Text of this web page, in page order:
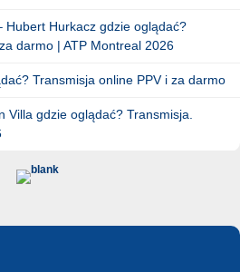
Hubert Hurkacz gdzie oglądać?
darmo | ATP Montreal 2026
Transmisja online PPV i za darmo
Villa gdzie oglądać? Transmisja.